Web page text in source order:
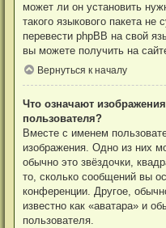
может ли он установить
такого языкового пакета
перевести phpBB на свой
вы можете получить на
Вернуться к началу
Что означают
пользователя?
Вместе с именем
изображения. Одно из них
обычно это звёздочки,
то, сколько сообщений вы
конференции. Другое,
известно как «аватара» и
пользователя.